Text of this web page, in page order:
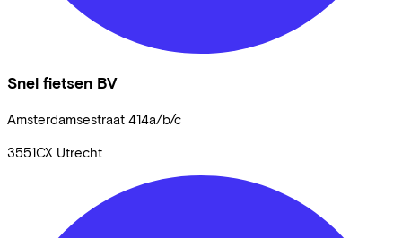
Snel fietsen BV
Amsterdamsestraat 414a/b/c
3551CX Utrecht